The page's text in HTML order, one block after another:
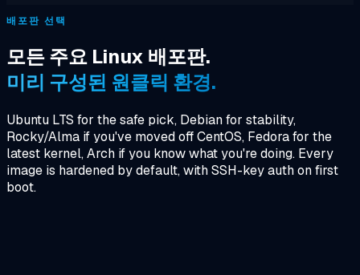
배포판 선택
모든 주요 Linux 배포판.
미리 구성된 원클릭 환경.
Ubuntu LTS for the safe pick, Debian for stability,
Rocky/Alma if you've moved off CentOS, Fedora for the
latest kernel, Arch if you know what you're doing. Every
image is hardened by default, with SSH-key auth on first
boot.